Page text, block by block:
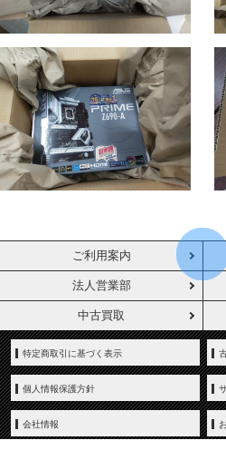
ご利用案内
法人営業部
中古買取
特定商取引に基づく表示
個人情報保護方針
会社情報